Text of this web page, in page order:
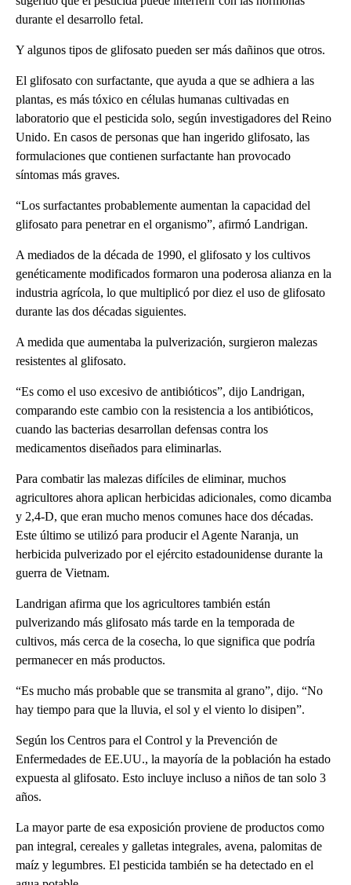
durante el desarrollo fetal.
Y algunos tipos de glifosato pueden ser más dañinos que otros.
El glifosato con surfactante, que ayuda a que se adhiera a las
plantas, es más tóxico en células humanas cultivadas en
laboratorio que el pesticida solo, según investigadores del Reino
Unido. En casos de personas que han ingerido glifosato, las
formulaciones que contienen surfactante han provocado
síntomas más graves.
“Los surfactantes probablemente aumentan la capacidad del
glifosato para penetrar en el organismo”, afirmó Landrigan.
A mediados de la década de 1990, el glifosato y los cultivos
genéticamente modificados formaron una poderosa alianza en la
industria agrícola, lo que multiplicó por diez el uso de glifosato
durante las dos décadas siguientes.
A medida que aumentaba la pulverización, surgieron malezas
resistentes al glifosato.
“Es como el uso excesivo de antibióticos”, dijo Landrigan,
comparando este cambio con la resistencia a los antibióticos,
cuando las bacterias desarrollan defensas contra los
medicamentos diseñados para eliminarlas.
Para combatir las malezas difíciles de eliminar, muchos
agricultores ahora aplican herbicidas adicionales, como dicamba
y 2,4-D, que eran mucho menos comunes hace dos décadas.
Este último se utilizó para producir el Agente Naranja, un
herbicida pulverizado por el ejército estadounidense durante la
guerra de Vietnam.
Landrigan afirma que los agricultores también están
pulverizando más glifosato más tarde en la temporada de
cultivos, más cerca de la cosecha, lo que significa que podría
permanecer en más productos.
“Es mucho más probable que se transmita al grano”, dijo. “No
hay tiempo para que la lluvia, el sol y el viento lo disipen”.
Según los Centros para el Control y la Prevención de
Enfermedades de EE.UU., la mayoría de la población ha estado
expuesta al glifosato. Esto incluye incluso a niños de tan solo 3
años.
La mayor parte de esa exposición proviene de productos como
pan integral, cereales y galletas integrales, avena, palomitas de
maíz y legumbres. El pesticida también se ha detectado en el